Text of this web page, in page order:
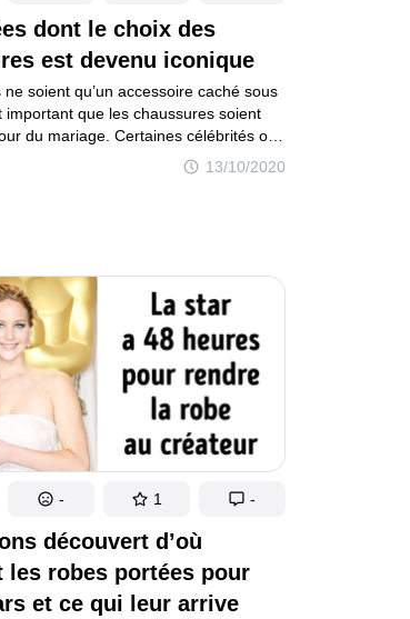
dont le choix des
est devenu iconique
13/10/2020
ne soient qu’un accessoire caché sous
important que les chaussures soient
du mariage. Certaines célébrités ont
au sérieux et aujourd’hui, elles
toutes des chaussures de princesse
découvert d’où
les robes portées pour
et ce qui leur arrive
- 1 -